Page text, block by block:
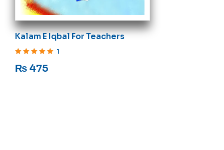
Kalam E Iqbal For Teachers
1
₨ 475